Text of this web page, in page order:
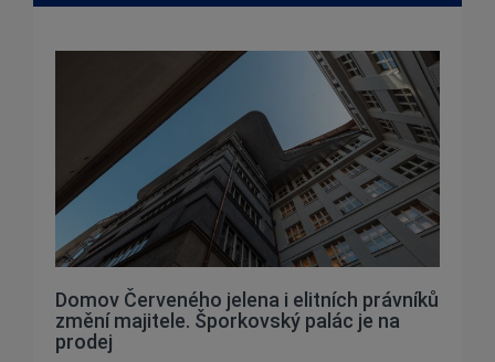
Domov Červeného jelena i elitních právníků
změní majitele. Šporkovský palác je na
prodej